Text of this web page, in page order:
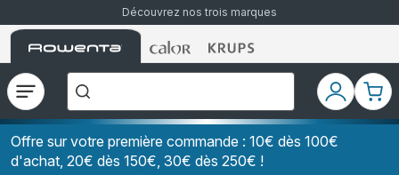
Découvrez nos trois marques
Accueil
Rowenta
Accueil
Rowenta
Accueil
Rowenta
Ouvrir
le
menu
recherchez-
vous
?","Aspirateurs
à
Grains","Centrales
Vapeurs","Sèche
Cheveux"]
Mon
compte
Mon
Offre sur votre première commande : 10€ dès 100€
d'achat, 20€ dès 150€, 30€ dès 250€ !